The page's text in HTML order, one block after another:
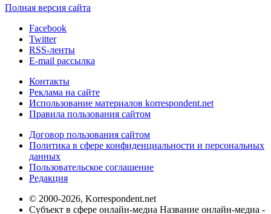
Полная версия сайта
Facebook
Twitter
RSS-ленты
E-mail рассылка
Контакты
Реклама на сайте
Использование материалов korrespondent.net
Правила пользования сайтом
Договор пользования сайтом
Политика в сфере конфиденциальности и персональных
данных
Пользовательское соглашение
Редакция
© 2000-2026, Korrespondent.net
Субъект в сфере онлайн-медиа Название онлайн-медиа -